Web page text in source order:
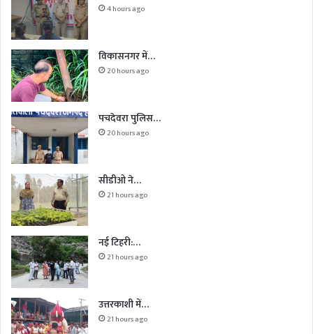
4 hours ago
विकासनगर में…
20 hours ago
पचदेवरा पुलिस…
20 hours ago
सीडीओ ने…
21 hours ago
नई टिहरी:…
21 hours ago
उत्तरकाशी में…
21 hours ago